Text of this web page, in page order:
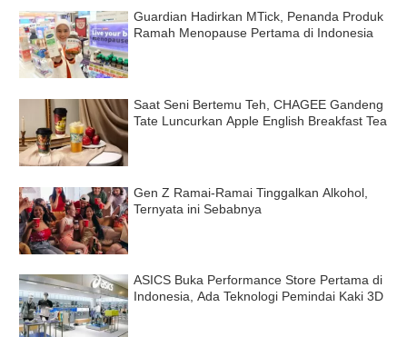
Guardian Hadirkan MTick, Penanda Produk
Ramah Menopause Pertama di Indonesia
Saat Seni Bertemu Teh, CHAGEE Gandeng
Tate Luncurkan Apple English Breakfast Tea
Gen Z Ramai-Ramai Tinggalkan Alkohol,
Ternyata ini Sebabnya
ASICS Buka Performance Store Pertama di
Indonesia, Ada Teknologi Pemindai Kaki 3D